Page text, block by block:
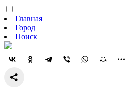
Главная
Город
Поиск